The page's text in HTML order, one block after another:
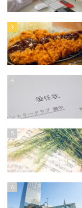
3
4
5
6